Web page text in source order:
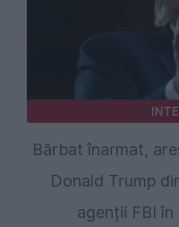
Bărbat înarmat,
Donald Trump
agenții FBI